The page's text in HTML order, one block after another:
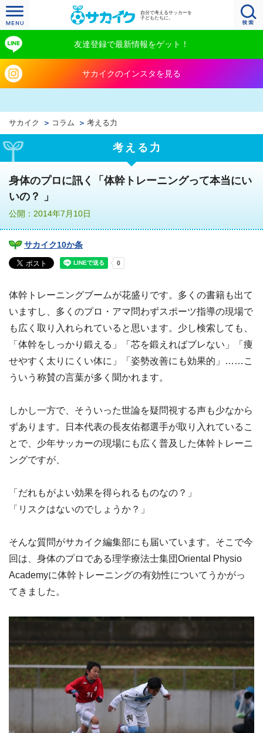
自分で考えるサッカーを
子どもたちに。
友達登録で最新情報をゲット！
サカイクのインスタを見る
サカイク コラム 考える力
考える力
身体のプロに訊く「体幹トレーニングって本当にい
いの？ 」
公開：2014年7月10日
サカイク10か条
体幹トレーニングブームが花盛りです。多くの書籍も出て
いますし、多くのプロ・アマ問わずスポーツ指導の現場で
も広く取り入れられていると思います。少し検索しても、
「体幹をしっかり鍛える」「芯を鍛えればブレない」「痩
せやすく太りにくい体に」「姿勢改善にも効果的」……こ
ういう称賛の言葉が多く聞かれます。
しかし一方で、そういった世論を疑問視する声も少なから
ずあります。日本代表の長友佑都選手が取り入れているこ
とで、少年サッカーの現場にも広く普及した体幹トレーニ
ングですが、
「だれもがよい効果を得られるものなの？」
「リスクはないのでしょうか？」
そんな質問がサカイク編集部にも届いています。そこで今
回は、身体のプロである理学療法士集団Oriental Physio
Academyに体幹トレーニングの有効性についてうかがっ
てきました。